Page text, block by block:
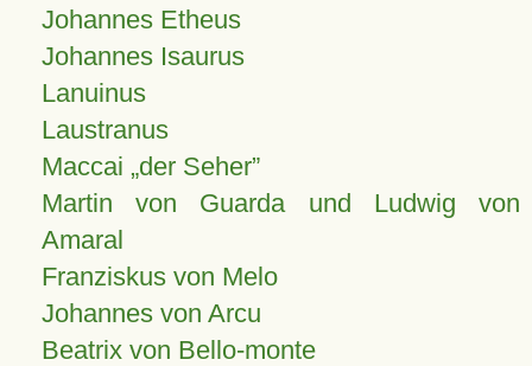
Johannes Etheus
Johannes Isaurus
Lanuinus
Laustranus
Maccai „der Seher”
Martin von Guarda und Ludwig von
Amaral
Franziskus von Melo
Johannes von Arcu
Beatrix von Bello-monte